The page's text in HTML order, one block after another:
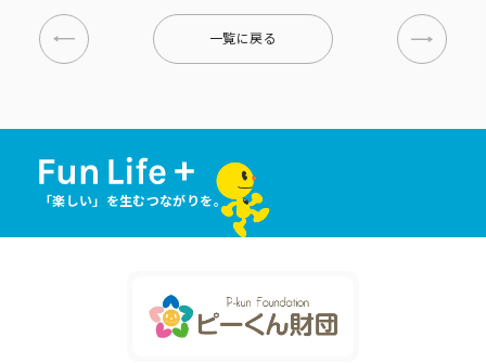
一覧に戻る
「楽しい」を生むつながりを。